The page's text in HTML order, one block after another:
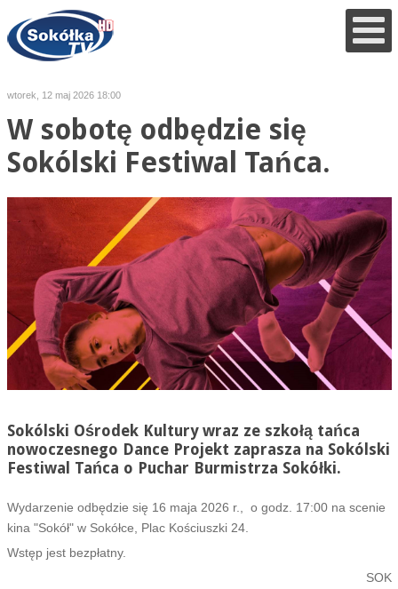
wtorek, 12 maj 2026 18:00
W sobotę odbędzie się
Sokólski Festiwal Tańca.
Sokólski Ośrodek Kultury wraz ze szkołą tańca
nowoczesnego Dance Projekt zaprasza na Sokólski
Festiwal Tańca o Puchar Burmistrza Sokółki.
Wydarzenie odbędzie się 16 maja 2026 r., o godz. 17:00 na scenie
kina "Sokół" w Sokółce, Plac Kościuszki 24.
Wstęp jest bezpłatny.
SOK